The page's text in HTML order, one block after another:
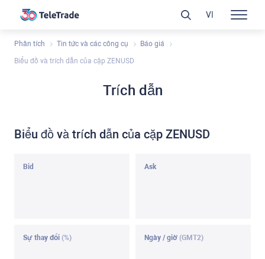
Phân tích Tin tức và các công cụ Báo giá
Biểu đồ và trích dẫn của cặp ZENUSD
Trích dẫn
Biểu đồ và trích dẫn của cặp ZENUSD
Bid Ask
Sự thay đổi (%) Ngày / giờ (GMT2)
VI